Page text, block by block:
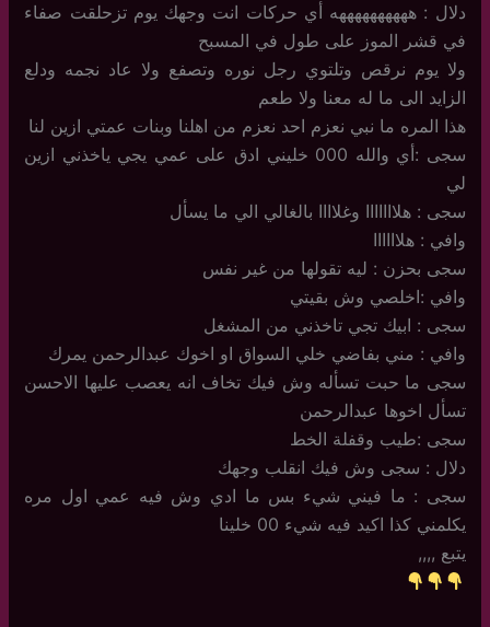
دلال : ههههههههههه أي حركات انت وجهك يوم تزحلقت صفاء
في قشر الموز على طول في المسبح
ولا يوم نرقص وتلتوي رجل نوره وتصفع ولا عاد نجمه ودلع
الزايد الى ما له معنا ولا طعم
هذا المره ما نبي نعزم احد نعزم من اهلنا وبنات عمتي ازين لنا
سجى :أي والله 000 خليني ادق على عمي يجي ياخذني ازين
لي
سجى : هلااااااا وغلاااا بالغالي الي ما يسأل
وافي : هلاااااا
سجى بحزن : ليه تقولها من غير نفس
وافي :اخلصي وش بقيتي
سجى : ابيك تجي تاخذني من المشغل
وافي : مني بفاضي خلي السواق او اخوك عبدالرحمن يمرك
سجى ما حبت تسأله وش فيك تخاف انه يعصب عليها الاحسن
تسأل اخوها عبدالرحمن
سجى :طيب وقفلة الخط
دلال : سجى وش فيك انقلب وجهك
سجى : ما فيني شيء بس ما ادي وش فيه عمي اول مره
يكلمني كذا اكيد فيه شيء 00 خلينا
يتبع ,,,,